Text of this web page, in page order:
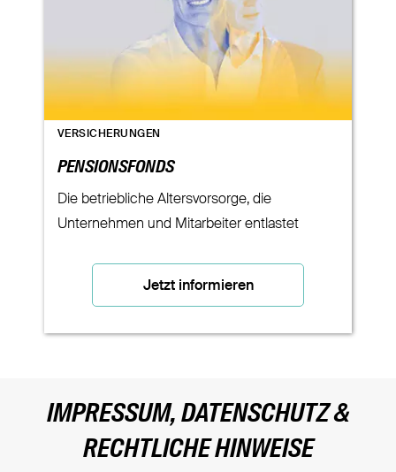
VERSICHERUNGEN
PENSIONSFONDS
Die betriebliche Altersvorsorge, die
Unternehmen und Mitarbeiter entlastet
Jetzt informieren
IMPRESSUM, DATENSCHUTZ &
RECHTLICHE HINWEISE